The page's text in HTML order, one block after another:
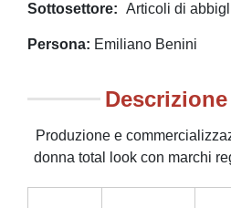
Sottosettore Articoli di
Persona Emiliano Benini
Produzione e
donna total look con marchi